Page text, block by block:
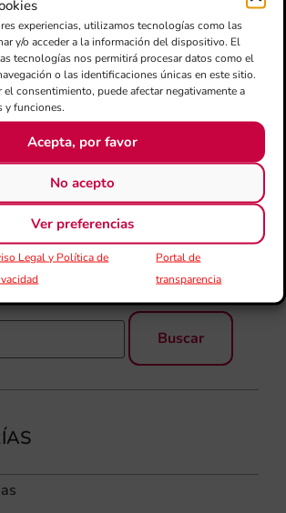
experiencias, utilizamos tecnologías como las
y/o acceder a la información del dispositivo. El
tecnologías nos permitirá procesar datos como el
o las identificaciones únicas en este sitio.
consentimiento, puede afectar negativamente a
y funciones.
Acepta, por favor
No acepto
Ver preferencias
Legal y Política de
Portal de
transparencia